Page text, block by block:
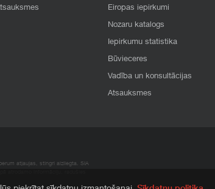
Eiropas iepirkumi
Nozaru katalogs
Iepirkumu statistika
Būvieceres
Vadība un konsultācijas
Atsauksmes
atļaujas, stingri aizliegta. SIA